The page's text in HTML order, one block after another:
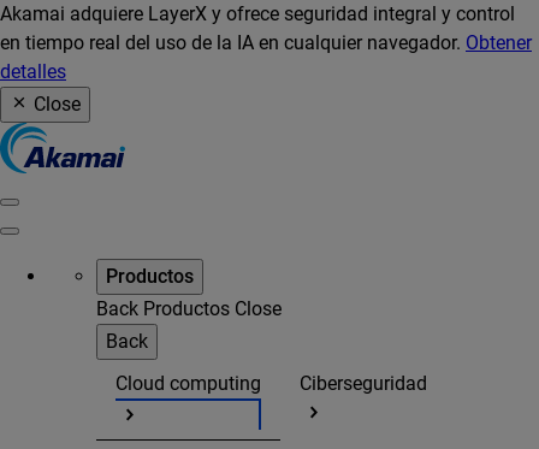
Akamai adquiere LayerX y ofrece seguridad integral y control
en tiempo real del uso de la IA en cualquier navegador. Obtener
detalles
Close
Productos
Back Productos Close
Back
Cloud computing
Ciberseguridad